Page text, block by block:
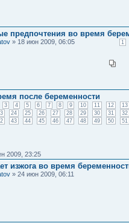
предпочтения во время
1
» 18 июн 2009, 06:05
после беременности
3 4 5 6 7 8 9 10 11 12 13
24 25 26 27 28 29 30 31 32
43 44 45 46 47 48 49 50 51
2009, 23:25
изжога во время
» 24 июн 2009, 06:11